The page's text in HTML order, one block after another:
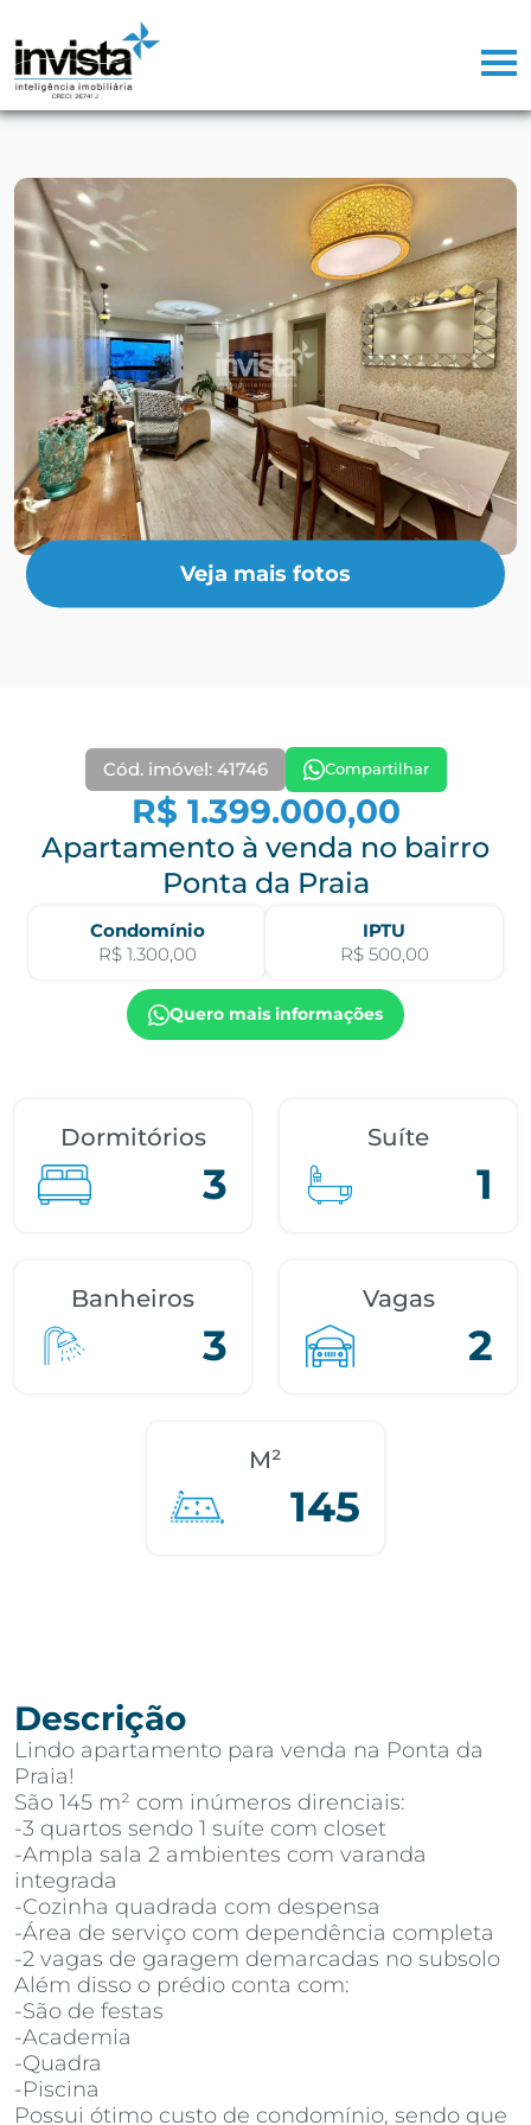
Veja mais fotos
Cód. imóvel: 41746 Compartilhar
R$ 1.399.000,00
Apartamento à venda no bairro
Ponta da Praia
Condomínio
R$ 1.300,00
IPTU
R$ 500,00
Quero mais informações
Dormitórios
3
Suíte
1
Banheiros
3
Vagas
2
M²
145
Descrição
Lindo apartamento para venda na Ponta da
Praia!
São 145 m² com inúmeros direnciais:
-3 quartos sendo 1 suíte com closet
-Ampla sala 2 ambientes com varanda
integrada
-Cozinha quadrada com despensa
-Área de serviço com dependência completa
-2 vagas de garagem demarcadas no subsolo
Além disso o prédio conta com:
-São de festas
-Academia
-Quadra
-Piscina
Possui ótimo custo de condomínio, sendo que